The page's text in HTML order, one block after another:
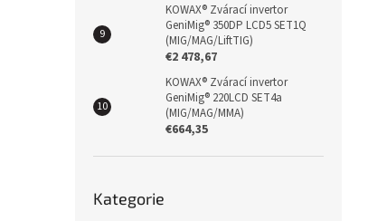
KOWAX® Zvárací invertor
GeniMig® 350DP LCD5 SET1Q
(MIG/MAG/LiftTIG)
€2 478,67
KOWAX® Zvárací invertor
GeniMig® 220LCD SET4a
(MIG/MAG/MMA)
€664,35
kategorie
Kategorie